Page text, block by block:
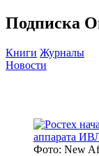
Подписка
Книги Журналы
Новости
Фото: New